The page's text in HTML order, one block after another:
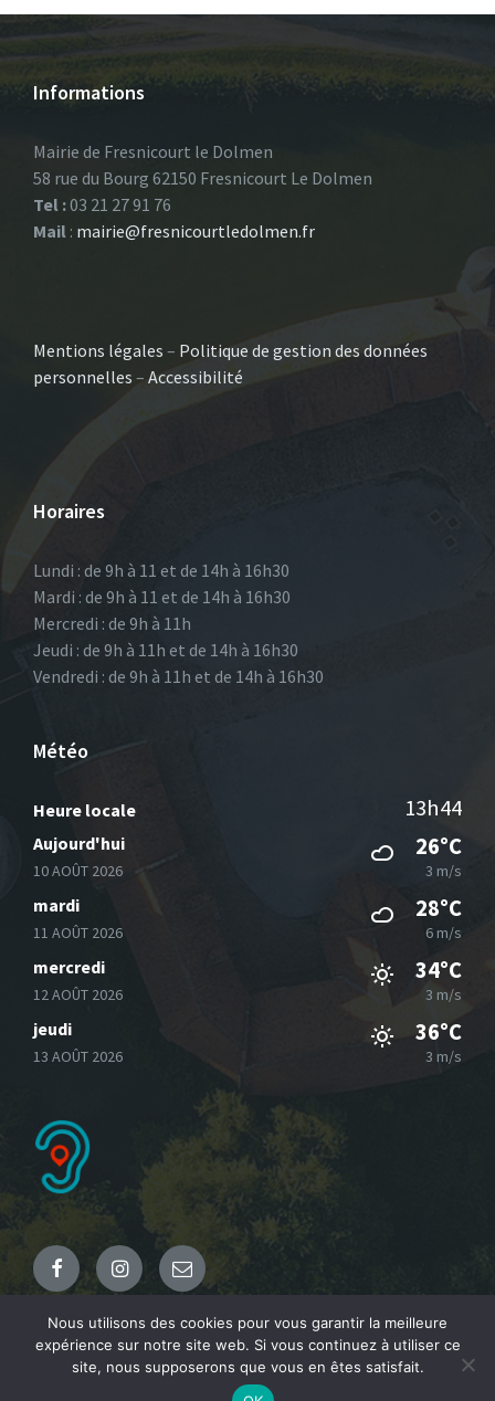
Informations
Mairie de Fresnicourt le Dolmen
58 rue du Bourg 62150 Fresnicourt Le Dolmen
Tel :03 21 27 91 76
Mail : mairie@fresnicourtledolmen.fr
Mentions légales – Politique de gestion des données
personnelles – Accessibilité
Horaires
Lundi : de 9h à 11 et de 14h à 16h30
Mardi : de 9h à 11 et de 14h à 16h30
Mercredi : de 9h à 11h
Jeudi : de 9h à 11h et de 14h à 16h30
Vendredi : de 9h à 11h et de 14h à 16h30
Météo
Heure locale 13h44
Aujourd'hui
10 AOÛT 2026
26°C
3 m/s
mardi
11 AOÛT 2026
28°C
6 m/s
mercredi
12 AOÛT 2026
34°C
3 m/s
jeudi
13 AOÛT 2026
36°C
3 m/s
FacebookInstagramEmail
© 2021 Commune de Fresnicourt le Dolmen
Nous utilisons des cookies pour vous garantir la meilleure
expérience sur notre site web. Si vous continuez à utiliser ce
site, nous supposerons que vous en êtes satisfait.